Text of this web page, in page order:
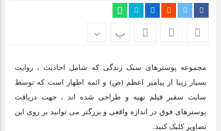
پ پ
مجموعه پوسترهای سبک زندگی که شامل احادیث ، روایت
بسیار زیبا از پیامبر اعظم (ص) و ائمه اطهار است که توسط
سایت سفیر فیلم تهیه و طراحی شده اند ، جهت دریافت
پوسترهای فوق در اندازه واقعی و بزرگتر می توانید بر روی این
تصاویر کلیک کنید.